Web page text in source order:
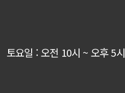
토요일 : 오전 10시 ~ 오후 5시